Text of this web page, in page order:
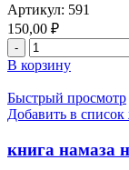
Артикул: 591
150,00 ₽
В корзину
Быстрый просмотр
Добавить в
книга намаза